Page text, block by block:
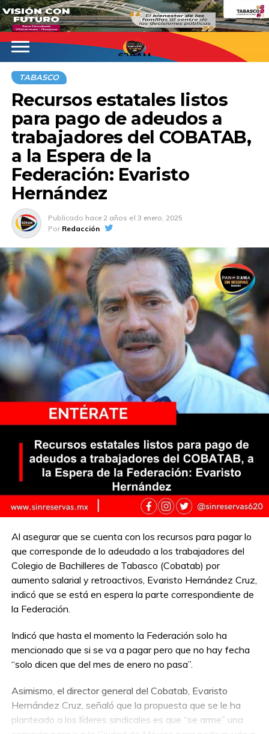
620AM
TABASCO
Recursos estatales listos
para pago de adeudos a
trabajadores del COBATAB,
a la Espera de la
Federación: Evaristo
Hernández
Publicado hace 2 años el 3 enero, 2025
Por Redacción
Al asegurar que se cuenta con los recursos para pagar lo
que corresponde de lo adeudado a los trabajadores del
Colegio de Bachilleres de Tabasco (Cobatab) por
aumento salarial y retroactivos, Evaristo Hernández Cruz,
indicó que se está en espera la parte correspondiente de
la Federación.
Indicó que hasta el momento la Federación solo ha
mencionado que si se va a pagar pero que no hay fecha
“solo dicen que del mes de enero no pasa”.
Asimismo, el director general del Cobatab, Evaristo
Hernández Cruz, señaló que la propuesta que se le ha
planteado a los líderes sindicales es que “se arme” una